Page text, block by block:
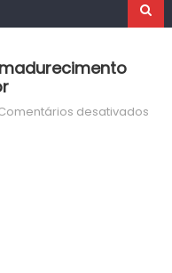
desativadosem